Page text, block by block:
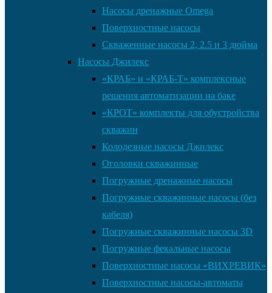
Насосы дренажные Omega
Поверхностные насосы
Скваженные насосы 2, 2.5 и 3 дюйма
Насосы Джилекс
«КРАБ» и «КРАБ-Т» комплексные
решения автоматизации на баке
«КРОТ» комплекты для обустройства
скважин
Колодезные насосы Джилекс
Оголовки скважинные
Погружные дренажные насосы
Погружные скважинные насосы (без
кабеля)
Погружные скважинные насосы 3D
Погружные фекальные насосы
Поверхностные насосы «ВИХРЕВИК»
Поверхностные насосы-автоматы